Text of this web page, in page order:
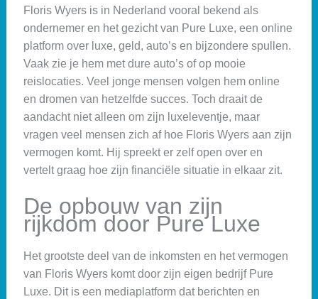
Floris Wyers is in Nederland vooral bekend als
ondernemer en het gezicht van Pure Luxe, een online
platform over luxe, geld, auto’s en bijzondere spullen.
Vaak zie je hem met dure auto’s of op mooie
reislocaties. Veel jonge mensen volgen hem online
en dromen van hetzelfde succes. Toch draait de
aandacht niet alleen om zijn luxeleventje, maar
vragen veel mensen zich af hoe Floris Wyers aan zijn
vermogen komt. Hij spreekt er zelf open over en
vertelt graag hoe zijn financiële situatie in elkaar zit.
De opbouw van zijn
rijkdom door Pure Luxe
Het grootste deel van de inkomsten en het vermogen
van Floris Wyers komt door zijn eigen bedrijf Pure
Luxe. Dit is een mediaplatform dat berichten en